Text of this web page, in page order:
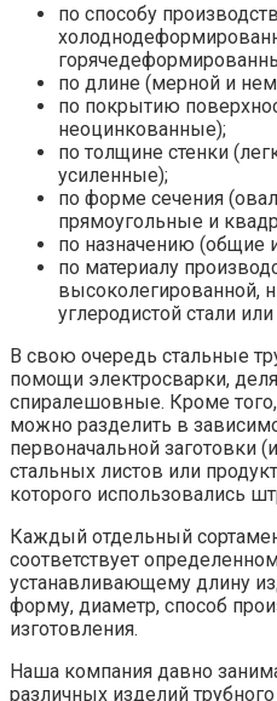
по способу
по длине (мерной и
по покрытию
неоцинкованные);
по толщине стенки
усиленные);
по форме сечения
прямоугольные и
по назначению (общие
по материалу
высоколегированной,
углеродистой стали
В свою очередь стальные
помощи электросварки,
спиралешовные. Кроме
можно разделить в
первоначальной заготовки
стальных листов или
которого использовались
Каждый отдельный
соответствует
устанавливающему длину
форму, диаметр, способ
изготовления.
Наша компания давно
различных изделий